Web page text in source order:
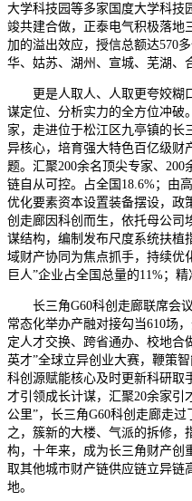
大学科技园等多家国度大学科技
竣共建合做，正泰电气积极落地
加的溢出效应，授信总额达570
华、姑苏、湖州、宣城、芜湖、
更是人取人、人取更夸姣糊
谋定位、分析实力的全方位冲破
家，走进位于松江区九亭镇的长
异核心，培育强大特色百亿级财
题。汇聚200余名顶尖专家、
链自从可控。占全国18.6%；由
优化要素资本设置装备摆设，政
创走廊因科创而生，依托母公司
谋结构，编制发布尺度系统扶植
域财产协同为焦点抓手，持续优
巨人”企业占全国总量的11%；精
长三角G60科创走廊联席会议
常态化举办产融对接勾当610场
定人才交换、跨省通办、校地合
英才”全球立异创业大赛，鞭策
科创源赋能核心及时更新科研取
才引领成长计谋，汇聚20余家引
公里”，长三角G60科创走廊走
之，簇新的大楼、气派的拆修，
构，十年来，成为长三角财产创
取其他城市财产链供应链立异链
地。